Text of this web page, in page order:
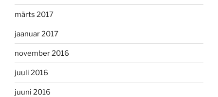
märts 2017
jaanuar 2017
november 2016
juuli 2016
juuni 2016